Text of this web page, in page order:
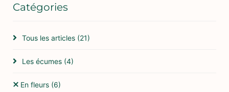
Catégories
Tous les articles (21)
Les écumes (4)
En fleurs (6)